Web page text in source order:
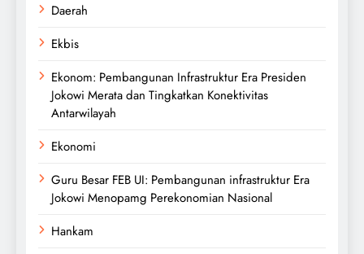
Daerah
Ekbis
Ekonom: Pembangunan Infrastruktur Era Presiden
Jokowi Merata dan Tingkatkan Konektivitas
Antarwilayah
Ekonomi
Guru Besar FEB UI: Pembangunan infrastruktur Era
Jokowi Menopamg Perekonomian Nasional
Hankam